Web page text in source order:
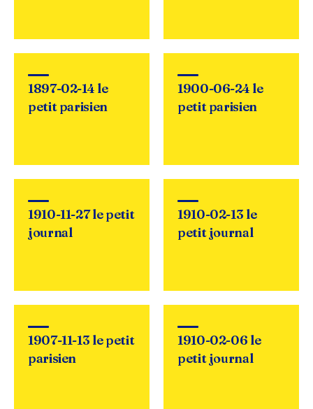
1897-02-14 le
petit parisien
1900-06-24 le
petit parisien
1910-11-27 le petit
journal
1910-02-13 le
petit journal
1907-11-13 le petit
parisien
1910-02-06 le
petit journal